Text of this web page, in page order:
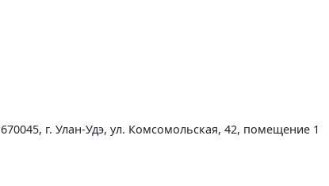
670045, г. Улан-Удэ, ул. Комсомольская, 42, помещение 1